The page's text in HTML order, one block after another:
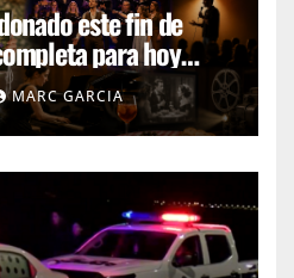
este fin de
para hoy
MARC GARCIA